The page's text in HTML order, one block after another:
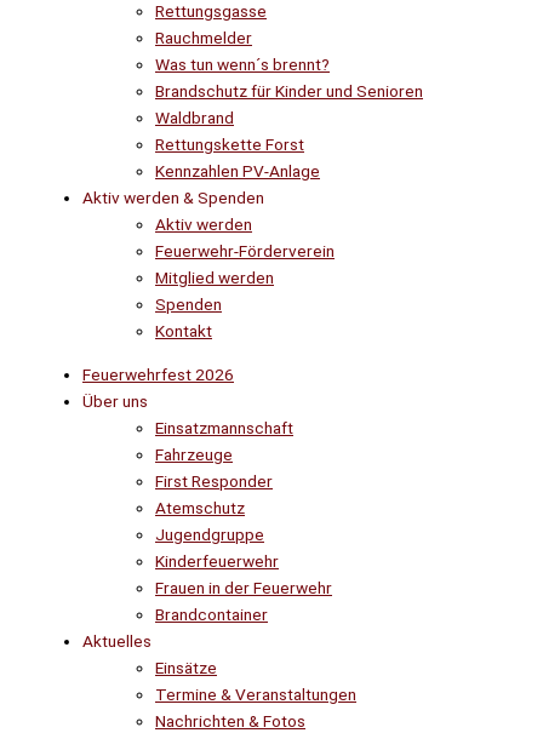
Rettungsgasse
Rauchmelder
Was tun wenn´s brennt?
Brandschutz für Kinder und Senioren
Waldbrand
Rettungskette Forst
Kennzahlen PV-Anlage
Aktiv werden & Spenden
Aktiv werden
Feuerwehr-Förderverein
Mitglied werden
Spenden
Kontakt
Feuerwehrfest 2026
Über uns
Einsatzmannschaft
Fahrzeuge
First Responder
Atemschutz
Jugendgruppe
Kinderfeuerwehr
Frauen in der Feuerwehr
Brandcontainer
Aktuelles
Einsätze
Termine & Veranstaltungen
Nachrichten & Fotos